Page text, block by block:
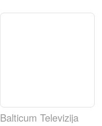
Balticum Televizija